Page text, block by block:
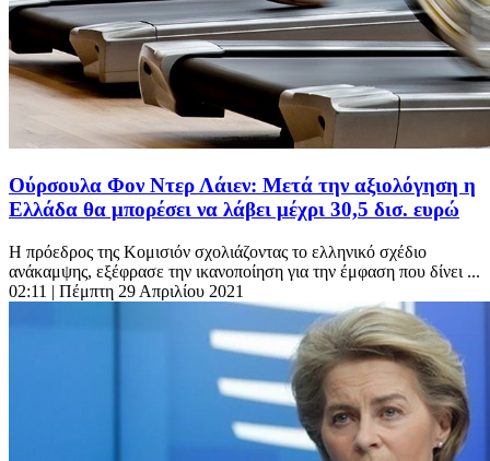
Ούρσουλα Φον Ντερ Λάιεν: Μετά την αξιολόγηση η
Ελλάδα θα μπορέσει να λάβει μέχρι 30,5 δισ. ευρώ
Η πρόεδρος της Κομισιόν σχολιάζοντας το ελληνικό σχέδιο
ανάκαμψης, εξέφρασε την ικανοποίηση για την έμφαση που δίνει ...
02:11 | Πέμπτη 29 Απριλίου 2021